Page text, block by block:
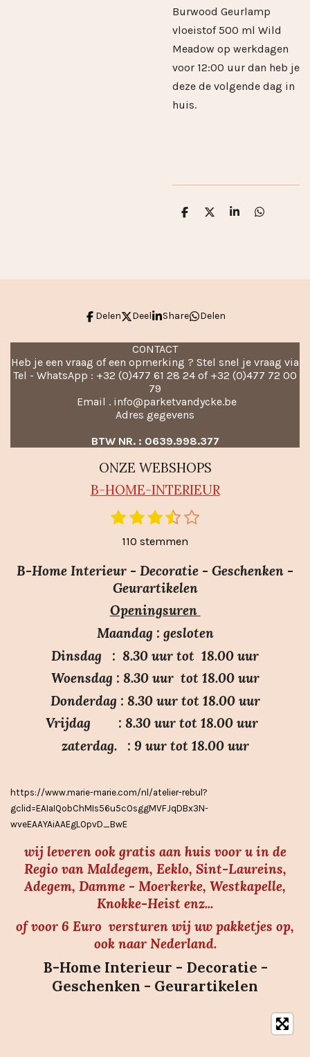
Burwood Geurlamp
vloeistof 500 ml Wild
Meadow op werkdagen
voor 12:00 uur dan heb je
deze de volgende dag in
huis.
D
D
S
D
Delen Deel Share Delen
CONTACT
Heb je een vraag of een opmerking ? Stel snel je vraag via
Tel - WhatsApp : +32 (0)477 61 28 24 of +32 (0)477 72 00
79
Email . info@parketvandycke.be
Adres gegevens
BTW NR. : 0639.998.377
ONZE WEBSHOPS
B-HOME-INTERIEUR
e
n
1
e
r
2
s
t
e
r
e
n
3
s
t
e
r
e
n
4
t
e
r
e
n
5
t
e
r
e
n
S
m
110 stemmen
B-Home Interieur - Decoratie - Geschenken -
Geurartikelen
Openingsuren
Maandag : gesloten
Dinsdag : 8.30 uur tot 18.00 uur
Woensdag : 8.30 uur tot 18.00 uur
Donderdag : 8.30 uur tot 18.00 uur
Vrijdag : 8.30 uur tot 18.00 uur
zaterdag. : 9 uur tot 18.00 uur
https://www.marie-marie.com/nl/atelier-rebul?
gclid=EAIaIQobChMIs56u5cOsggMVFJqDBx3N-
wveEAAYAiAAEgLOpvD_BwE
wij leveren ook gratis aan huis voor u in de
Regio van Maldegem, Eeklo, Sint-Laureins,
Adegem, Damme - Moerkerke, Westkapelle,
Knokke-Heist enz...
of voor 6 Euro versturen wij uw pakketjes op,
ook naar Nederland.
B-Home Interieur - Decoratie -
Geschenken - Geurartikelen